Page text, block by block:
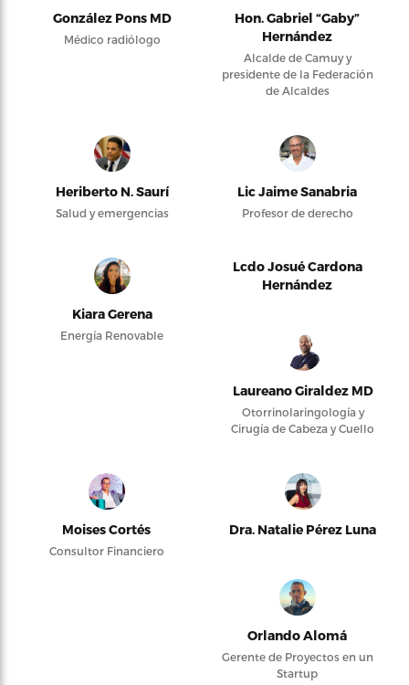
González Pons MD
Médico radiólogo
Hon. Gabriel “Gaby”
Hernández
Alcalde de Camuy y
presidente de la Federación
de Alcaldes
Heriberto N. Saurí
Salud y emergencias
Lic Jaime Sanabria
Profesor de derecho
Kiara Gerena
Energía Renovable
Lcdo Josué Cardona
Hernández
Laureano Giraldez MD
Otorrinolaringología y
Cirugía de Cabeza y Cuello
Moises Cortés
Consultor Financiero
Dra. Natalie Pérez Luna
Orlando Alomá
Gerente de Proyectos en un
Startup